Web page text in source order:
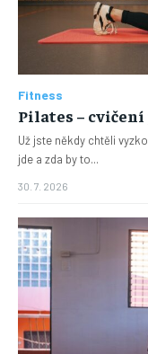
JÓGA
Fitness
Pilates – cvičení
Už jste někdy chtěli
jde a zda by to...
30. 7. 2026